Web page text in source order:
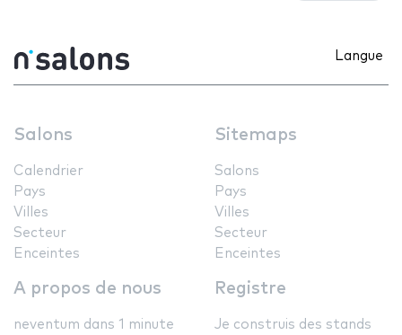
Langue
Salons
Calendrier
Pays
Villes
Secteur
Enceintes
Sitemaps
Salons
Pays
Villes
Secteur
Enceintes
A propos de nous
neventum dans 1 minute
Registre
Je construis des stands